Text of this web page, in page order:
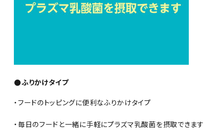
●ふりかけタイプ
・フードのトッピングに便利なふりかけタイプ
・毎日のフードと一緒に手軽にプラズマ乳酸菌を摂取できます